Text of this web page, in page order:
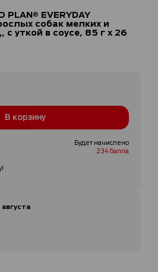
EVERYDAY
собак мелких и
уткой в соусе, 85 г х 26
В корзину
Будет начислено
234 балла
августа